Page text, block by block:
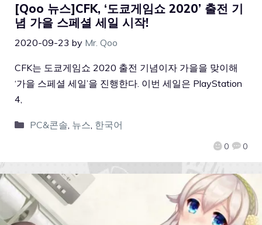
[Qoo 뉴스]CFK, ‘도쿄게임쇼 2020’ 출전 기
념 가을 스페셜 세일 시작!
2020-09-23 by Mr. Qoo
0 0
CFK는 도쿄게임쇼 2020 출전 기념이자 가을을 맞이해
‘가을 스페셜 세일’을 진행한다. 이번 세일은 PlayStation
4,
PC&콘솔 뉴스 한국어